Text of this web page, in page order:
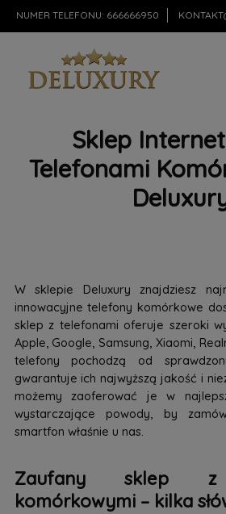
NUMER TELEFONU: 666666950
Sklep
Telefonami
W sklepie Deluxury znajdziesz
innowacyjne telefony komórkowe
sklep z telefonami oferuje szeroki
Apple, Google, Samsung, Xiaomi,
telefony pochodzą od
gwarantuje ich najwyższą jakość i
możemy zaoferować je w
wystarczające powody, by
smartfon właśnie u nas.
Zaufany sklep z
komórkowymi – kilka